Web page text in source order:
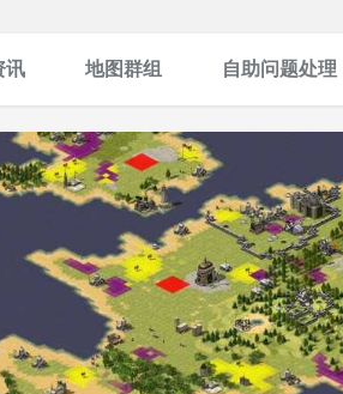
讯 地图群组 自助问题处理